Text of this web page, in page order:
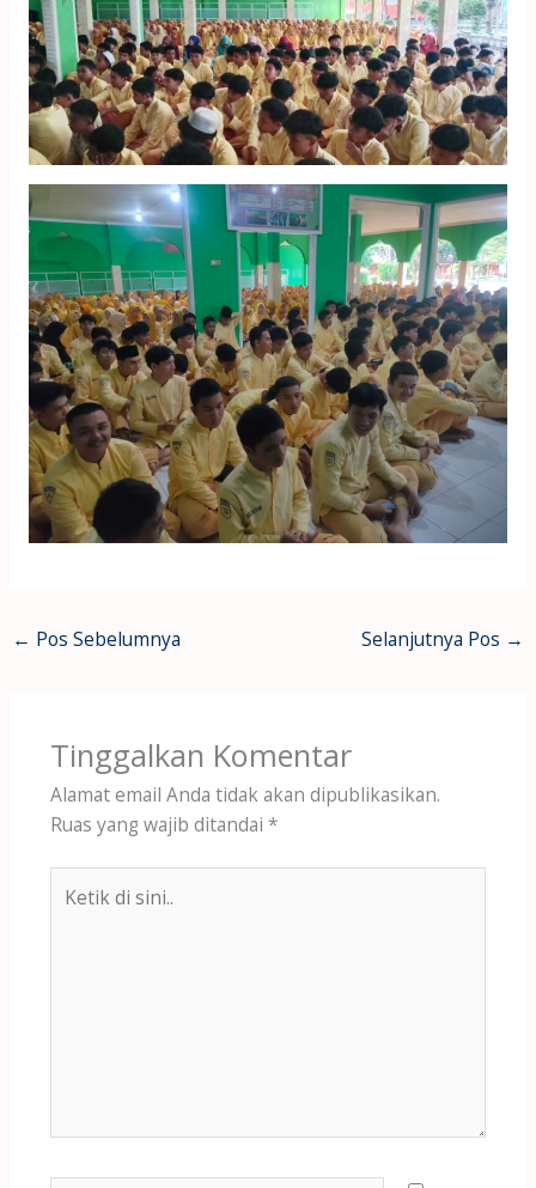
← Pos Sebelumnya Selanjutnya Pos →
Tinggalkan Komentar
Alamat email Anda tidak akan dipublikasikan.
Ruas yang wajib ditandai *